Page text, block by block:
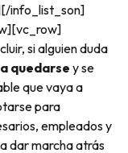
info_list_son]
si alguien duda
quedarse y se
que vaya a
para
empleados y
dar marcha atrás